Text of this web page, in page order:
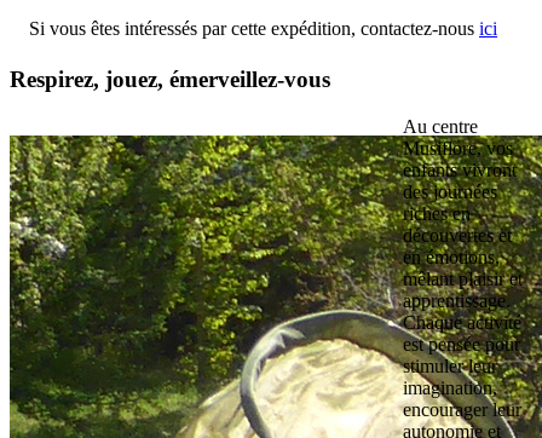
Si vous êtes intéressés par cette expédition, contactez-nous ici
Respirez, jouez, émerveillez-vous
Au centre
Musiflore, vos
enfants vivront
des journées
riches en
découvertes et
en émotions,
mêlant plaisir et
apprentissage.
Chaque activité
est pensée pour
stimuler leur
imagination,
encourager leur
autonomie et